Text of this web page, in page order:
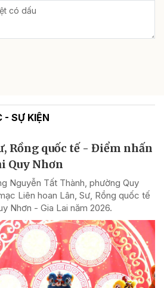
- SỰ KIỆN
Rồng quốc tế - Điểm nhấn
Quy Nhơn
Nguyễn Tất Thành, phường Quy
Liên hoan Lân, Sư, Rồng quốc tế
Nhơn - Gia Lai năm 2026.